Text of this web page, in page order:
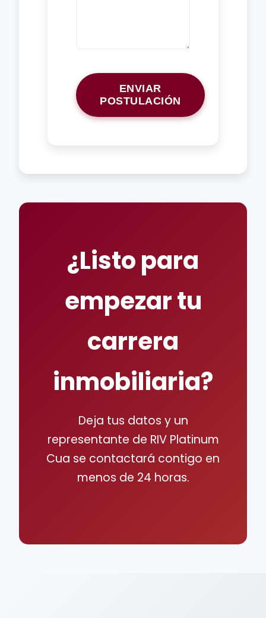
ENVIAR
POSTULACIÓN
¿Listo para
empezar tu
carrera
inmobiliaria?
Deja tus datos y un
representante de RIV Platinum
Cua se contactará contigo en
menos de 24 horas.